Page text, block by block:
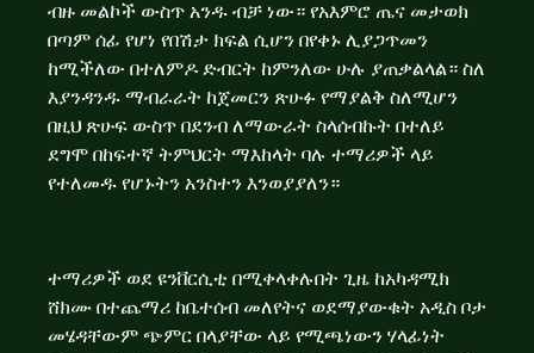
ብዙ መልኮች ውስጥ አንዱ ብቻ ነው። የአእምሮ ጤና መታወክ
በጣም ሰፊ የሆነ የበሽታ ክፍል ሲሆን በየቀኑ ሊያጋጥመን
ከሚችለው በተለምዶ ድብርት ከምንለው ሁሉ ያጠቃልላል። ስለ
እያንዳንዱ ማብራራት ከጀመርን ጽሁፉ የማያልቅ ስለሚሆን
በዚህ ጽሁፍ ውስጥ በደንብ ለማውራት ስላሰብኩት በተለይ
ደግሞ በከፍተኛ ትምህርት ማእከላት ባሉ ተማሪዎች ላይ
የተለመዱ የሆኑትን አንስተን እንወያያለን።
ተማሪዎች ወደ ዩንቨርሲቲ በሚቀላቀሉበት ጊዜ ከአካዳሚክ
ሸክሙ በተጨማሪ ከቤተሰብ መለየትና ወደማያውቁት አዲስ ቦታ
መሄዳቸውም ጭምር በላያቸው ላይ የሚጫነውን ሃላፊነት